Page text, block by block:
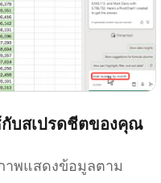
บสเปรดชีตของคุณ
าพแสดงข้อมูลตาม